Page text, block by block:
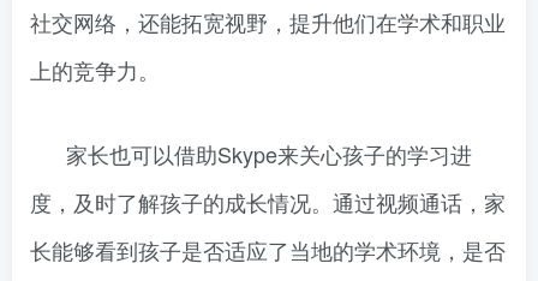
社交网络，还能拓宽视野，提升他们在学术和职业
上的竞争力。
家长也可以借助Skype来关心孩子的学习进
度，及时了解孩子的成长情况。通过视频通话，家
长能够看到孩子是否适应了当地的学术环境，是否